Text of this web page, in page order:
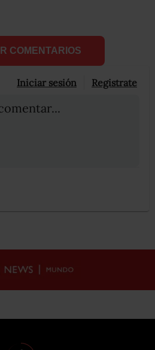
COMENTARIOS
Iniciar sesión Registrate